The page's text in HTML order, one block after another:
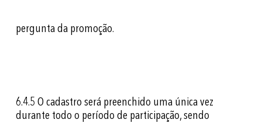
pergunta da promoção.
6.4.5O cadastro será preenchido uma única vez
durante todo o período de participação, sendo